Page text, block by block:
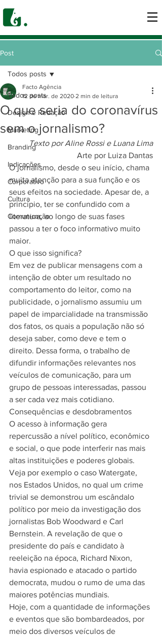
Post
Todos posts
Design e Redação
Marketing
Branding
Indicações
Corporativo
Cultura
Comunicação
Todos posts
O que seria do coronavírus
sem o jornalismo?
Facto Agência
12 de mar. de 2020 2 min de leitura
Texto por Aline Rossi e Luana Lima
Arte por Luiza Dantas
O jornalismo, desde o seu início, chama
muita atenção para a sua função e os
seus efeitos na sociedade. Apesar de, a
princípio, ter se confundido com a
literatura, ao longo de suas fases
passou a ter o foco informativo muito
maior.
O que isso significa?
Em vez de publicar mensagens com a
intenção de obter um resultado no
comportamento do leitor, como na
publicidade, o jornalismo assumiu um
papel de imparcialidade na transmissão
dos fatos, os quais a população não só
deseja saber, como deve e tem o
direito. Dessa forma, o trabalho de
difundir informações relevantes nos
veículos de comunicação, para um
grupo de pessoas interessadas, passou
a ser cada vez mais cotidiano.
Consequências e desdobramentos
O acesso à informação gera
repercussão a nível político, econômico
e social, o que pode interferir nas mais
altas instituições e poderes globais.
Veja por exemplo o caso Watergate,
nos Estados Unidos, no qual um crime
trivial se demonstrou um escândalo
político por meio da investigação dos
jornalistas Bob Woodward e Carl
Bernstein. A revelação de que o
presidente do país e candidato à
reeleição na época, Richard Nixon,
havia espionado e atacado o partido
democrata, mudou o rumo de uma das
maiores potências mundiais.
Hoje, com a quantidade de informações
e eventos que são bombardeados, por
meio dos diversos veículos de